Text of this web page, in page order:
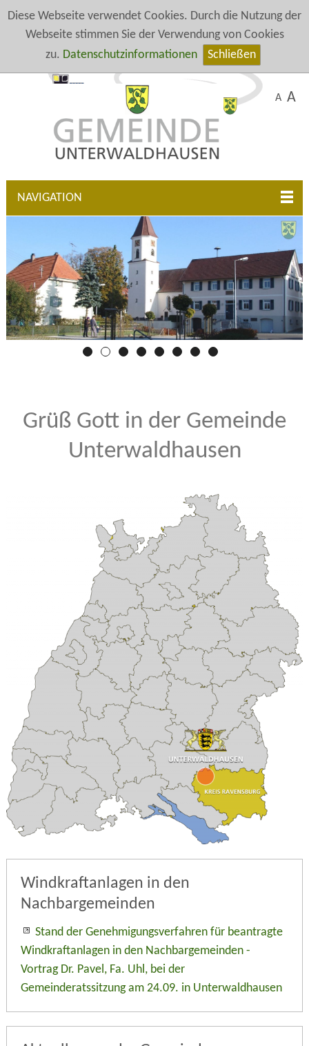
Diese Webseite verwendet Cookies. Durch die Nutzung der
Webseite stimmen Sie der Verwendung von Cookies
zu. Datenschutzinformationen Schließen
A A
NAVIGATION
Grüß Gott in der Gemeinde
Unterwaldhausen
Windkraftanlagen in den
Nachbargemeinden
Stand der Genehmigungsverfahren für beantragte
Windkraftanlagen in den Nachbargemeinden -
Vortrag Dr. Pavel, Fa. Uhl, bei der
Gemeinderatssitzung am 24.09. in Unterwaldhausen